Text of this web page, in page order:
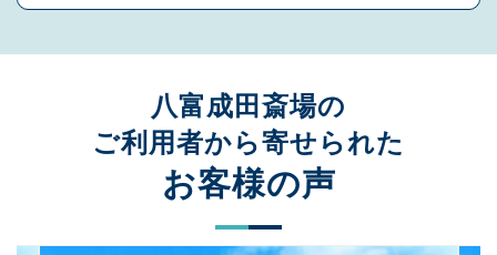
八富成田斎場の
ご利用者から寄せられた
お客様の声